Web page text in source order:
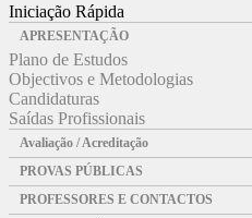
Iniciação Rápida
APRESENTAÇÃO
Plano de Estudos
Objectivos e Metodologias
Candidaturas
Saídas Profissionais
Avaliação / Acreditação
PROVAS PÚBLICAS
PROFESSORES E CONTACTOS